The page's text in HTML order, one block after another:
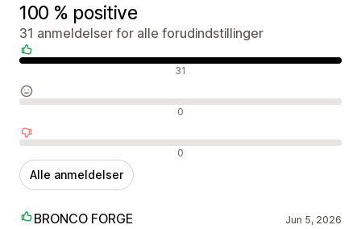
100 % positive
31 anmeldelser for alle forudindstillinger
Positive anmeldelser 31
Neutrale anmeldelser 0
Negative anmeldelser 0
Alle anmeldelser
BRONCO FORGE Jun 5, 2026